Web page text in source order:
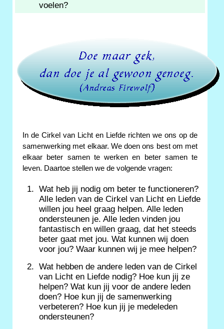
voelen?
In de Cirkel van Licht en Liefde richten we ons op de
samenwerking met elkaar. We doen ons best om met
elkaar beter samen te werken en beter samen te
leven. Daartoe stellen we de volgende vragen:
Wat heb jij nodig om beter te functioneren?
Alle leden van de Cirkel van Licht en Liefde
willen jou heel graag helpen. Alle leden
ondersteunen je. Alle leden vinden jou
fantastisch en willen graag, dat het steeds
beter gaat met jou. Wat kunnen wij doen
voor jou? Waar kunnen wij je mee helpen?
Wat hebben de andere leden van de Cirkel
van Licht en Liefde nodig? Hoe kun jij ze
helpen? Wat kun jij voor de andere leden
doen? Hoe kun jij de samenwerking
verbeteren? Hoe kun jij je medeleden
ondersteunen?